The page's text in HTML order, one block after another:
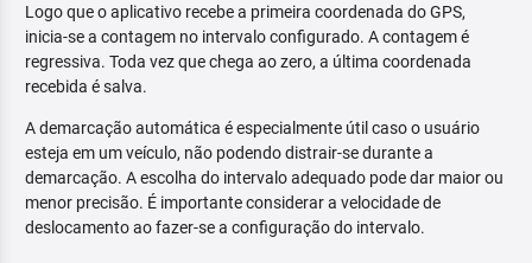
Logo que o aplicativo recebe a primeira coordenada do GPS,
inicia-se a contagem no intervalo configurado. A contagem é
regressiva. Toda vez que chega ao zero, a última coordenada
recebida é salva.
A demarcação automática é especialmente útil caso o usuário
esteja em um veículo, não podendo distrair-se durante a
demarcação. A escolha do intervalo adequado pode dar maior ou
menor precisão. É importante considerar a velocidade de
deslocamento ao fazer-se a configuração do intervalo.